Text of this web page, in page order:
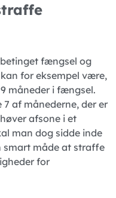
fængsel og
for eksempel være,
måneder i fængsel.
af månederne, der er
afsone i et
man dog sidde inde
smart måde at straffe
for